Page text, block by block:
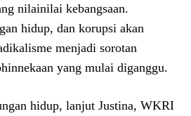
nilainilai kebangsaan.
hidup, dan korupsi akan
menjadi sorotan
yang mulai diganggu.
hidup, lanjut Justina, WKRI